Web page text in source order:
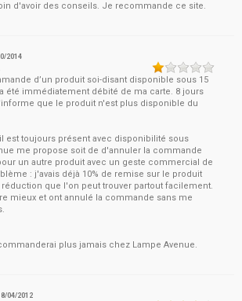
d'avoir des conseils. Je recommande ce site.
2014
d’un produit soi-disant disponible sous 15
été immédiatement débité de ma carte. 8 jours
que le produit n'est plus disponible du
est toujours présent avec disponibilité sous
me propose soit de d'annuler la commande
un autre produit avec un geste commercial de
: j'avais déjà 10% de remise sur le produit
que l'on peut trouver partout facilement.
mieux et ont annulé la commande sans me
plus jamais chez Lampe Avenue.
04/2012